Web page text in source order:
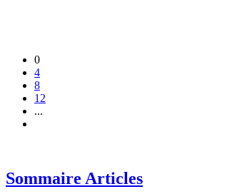
0
4
8
12
...
Sommaire Articles